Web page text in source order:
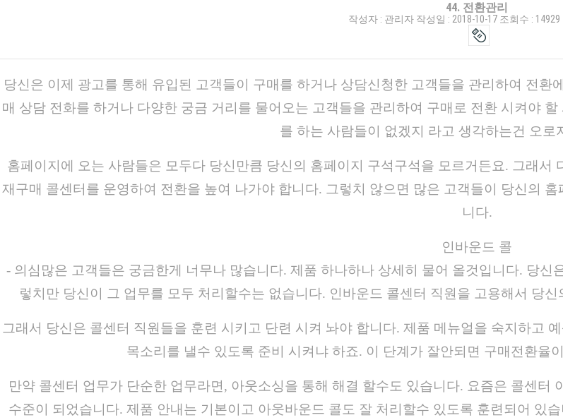
44. 전환관리
작성자 : 관리자 작성일 : 2018-10-17 조회수 : 14929
당신은 이제 광고를 통해 유입된 고객들이 구매를 하거나 상담신청한 고객들을 관리하여 전
매 상담 전화를 하거나 다양한 궁금 거리를 물어오는 고객들을 관리하여 구매로 전환 시켜야
를 하는 사람들이 없겠지 라고 생각하는건 오로
홈페이지에 오는 사람들은 모두다 당신만큼 당신의 홈페이지 구석구석을 모르거든요. 그래
재구매 콜센터를 운영하여 전환을 높여 나가야 합니다. 그렇치 않으면 많은 고객들이 당신의
니다.
인바운드 콜
- 의심많은 고객들은 궁금한게 너무나 많습니다. 제품 하나하나 상세히 물어 올것입니다. 당
렇치만 당신이 그 업무를 모두 처리할수는 없습니다. 인바운드 콜센터 직원을 고용해서 당
그래서 당신은 콜센터 직원들을 훈련 시키고 단련 시켜 놔야 합니다. 제품 메뉴얼을 숙지하고
목소리를 낼수 있도록 준비 시켜냐 하죠. 이 단계가 잘안되면 구매전환율
만약 콜센터 업무가 단순한 업무라면, 아웃소싱을 통해 해결 할수도 있습니다. 요즘은 콜센
수준이 되었습니다. 제품 안내는 기본이고 아웃바운드 콜도 잘 처리할수 있도록 훈련되어 있